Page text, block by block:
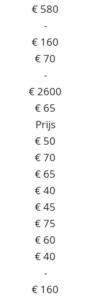
€ 580
-
€ 160
€ 70
-
€ 2600
€ 65
Prijs
€ 50
€ 70
€ 65
€ 40
€ 45
€ 75
€ 60
€ 40
-
€ 160